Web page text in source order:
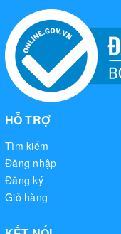
HỖ TRỢ
Tìm kiếm
Đăng nhập
Đăng ký
Giỏ hàng